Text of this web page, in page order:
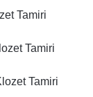
Tamiri
Tamiri
Tamiri